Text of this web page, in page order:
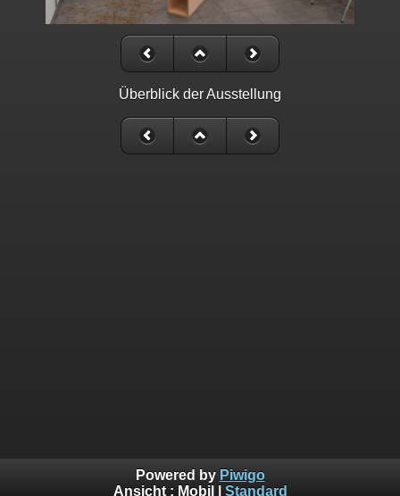
Überblick der Ausstellung
Powered by Piwigo
Ansicht : Mobil Standard